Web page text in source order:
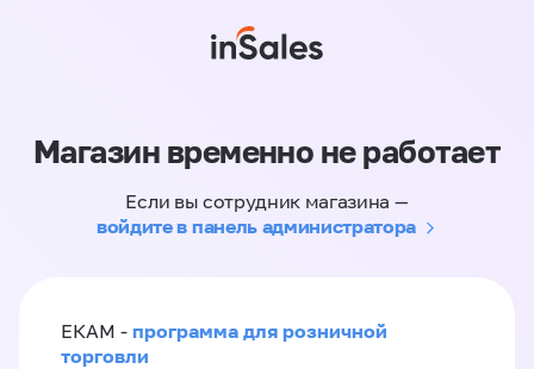
Магазин временно не работает
Если вы сотрудник магазина —
войдите в панель администратора
ЕКАМ - программа для розничной
торговли